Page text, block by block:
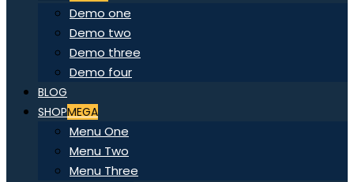
Demo one
Demo two
Demo three
Demo four
BLOG
SHOPMEGA
Menu One
Menu Two
Menu Three